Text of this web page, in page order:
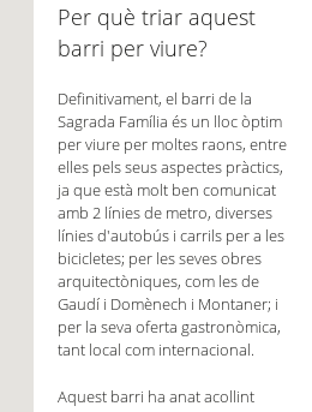
Per què triar aquest
barri per viure?
Definitivament, el barri de la
Sagrada Família és un lloc òptim
per viure per moltes raons, entre
elles pels seus aspectes pràctics,
ja que està molt ben comunicat
amb 2 línies de metro, diverses
línies d'autobús i carrils per a les
bicicletes; per les seves obres
arquitectòniques, com les de
Gaudí i Domènech i Montaner; i
per la seva oferta gastronòmica,
tant local com internacional.
Aquest barri ha anat acollint